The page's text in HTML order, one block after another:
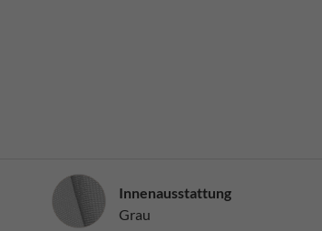
InnenausstattungInnenausstattung
Grau